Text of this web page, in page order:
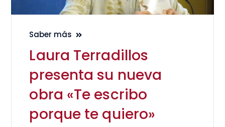
Saber más
Laura Terradillos
presenta su nueva
obra «Te escribo
porque te quiero»